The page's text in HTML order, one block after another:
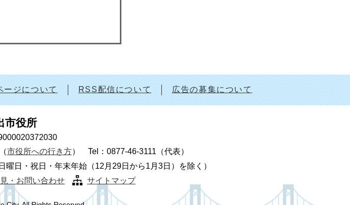
ージについて RSS配信について 広告の募集について
市役所
（市役所への行き方）
Tel：0877-46-3111（代表）
日・祝日・年末年始（12月29日から1月3日）を除く）
・お問い合わせ サイトマップ